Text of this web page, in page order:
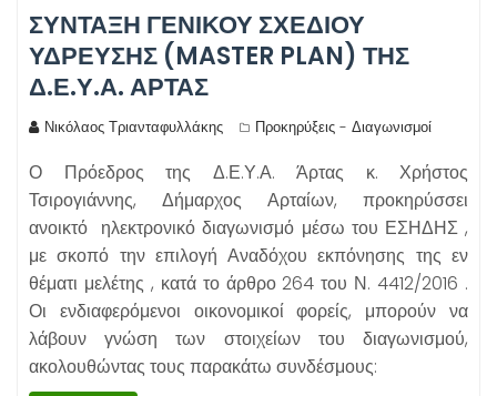
ΣΥΝΤΑΞΗ ΓΕΝΙΚΟΥ ΣΧΕΔΙΟΥ
ΥΔΡΕΥΣΗΣ (MASTER PLAN) ΤΗΣ
Δ.Ε.Υ.Α. ΑΡΤΑΣ
Νικόλαος Τριανταφυλλάκης Προκηρύξεις - Διαγωνισμοί
Ο Πρόεδρος της Δ.Ε.Υ.Α. Άρτας κ. Χρήστος
Τσιρογιάννης, Δήμαρχος Αρταίων, προκηρύσσει
ανοικτό ηλεκτρονικό διαγωνισμό μέσω του ΕΣΗΔΗΣ ,
με σκοπό την επιλογή Αναδόχου εκπόνησης της εν
θέματι μελέτης , κατά το άρθρο 264 του Ν. 4412/2016 .
Οι ενδιαφερόμενοι οικονομικοί φορείς, μπορούν να
λάβουν γνώση των στοιχείων του διαγωνισμού,
ακολουθώντας τους παρακάτω συνδέσμους: